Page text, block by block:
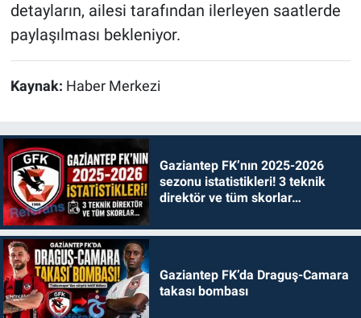
detayların, ailesi tarafından ilerleyen saatlerde
paylaşılması bekleniyor.
Kaynak: Haber Merkezi
Gaziantep FK’nın 2025-2026
sezonu istatistikleri! 3 teknik
direktör ve tüm skorlar…
Gaziantep FK’da Draguş-Camara
takası bombası